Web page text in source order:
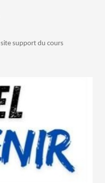
site support du cours